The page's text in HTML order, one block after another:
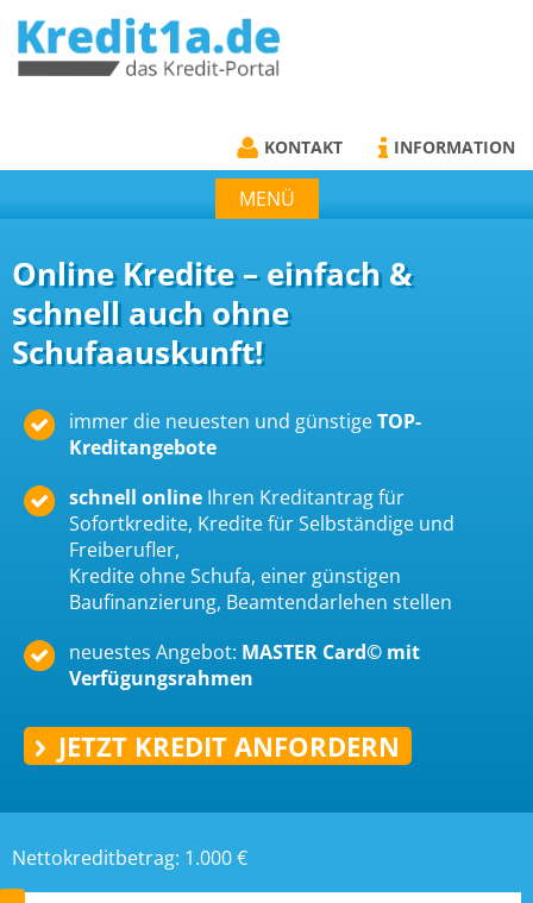
KREDIT1A.DE
KONTAKT INFORMATION
MENÜ
Online Kredite – einfach &
schnell auch ohne
Schufaauskunft!
immer die neuesten und günstigeTOP-
Kreditangebote
schnell online Ihren Kreditantrag für
Sofortkredite, Kredite für Selbständige und
Freiberufler,
Kredite ohne Schufa, einer günstigen
Baufinanzierung, Beamtendarlehen stellen
neuestes Angebot: MASTER Card© mit
Verfügungsrahmen
JETZT KREDIT ANFORDERN
Nettokreditbetrag: 1.000€